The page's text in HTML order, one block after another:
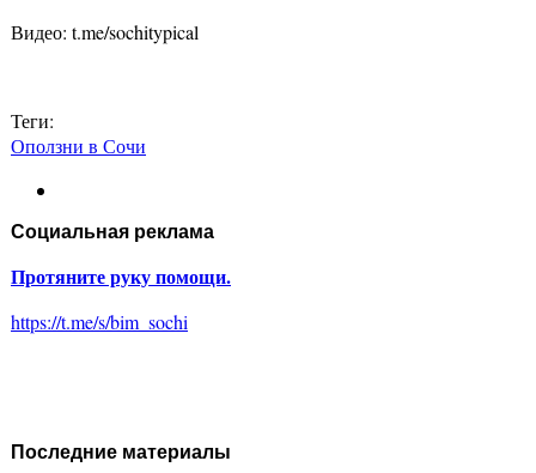
Видео: t.me/sochitypical
Теги:
Оползни в Сочи
Социальная реклама
Протяните руку помощи.
https://t.me/s/bim_sochi
Последние материалы